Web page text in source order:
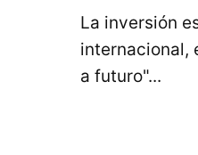
La inversión
internacional,
a futuro"...